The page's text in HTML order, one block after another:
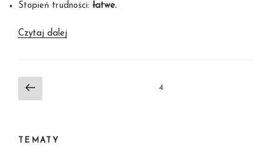
Stopień trudności: łatwe.
Czytaj dalejDIY
Nawigacja
po
Poprzednia
strona
Strona4
TEMATY